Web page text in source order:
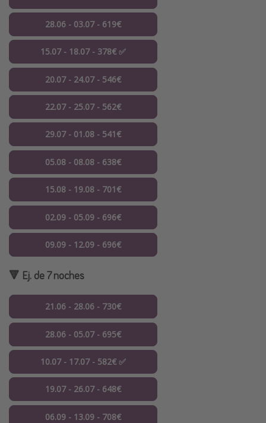
28.06 - 03.07 - 619€
15.07 - 18.07 - 378€ ✅
20.07 - 24.07 - 546€
22.07 - 25.07 - 562€
29.07 - 01.08 - 541€
05.08 - 08.08 - 638€
15.08 - 19.08 - 701€
02.09 - 05.09 - 696€
09.09 - 12.09 - 696€
🔻 Ej. de 7 noches
21.06 - 28.06 - 730€
28.06 - 05.07 - 695€
10.07 - 17.07 - 582€ ✅
19.07 - 26.07 - 648€
06.09 - 13.09 - 708€